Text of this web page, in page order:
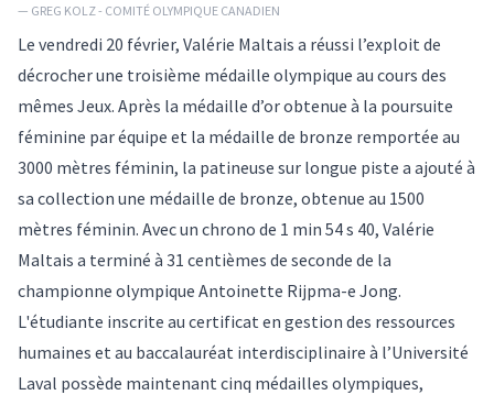
— GREG KOLZ - COMITÉ OLYMPIQUE CANADIEN
Le vendredi 20 février, Valérie Maltais a réussi l’exploit de
décrocher une troisième médaille olympique au cours des
mêmes Jeux. Après la médaille d’orobtenue à la poursuite
féminine par équipe et la médaille de bronze remportée au
3000 mètres féminin, la patineuse sur longue piste a ajouté à
sa collection une médaille de bronze, obtenue au 1500
mètres féminin. Avec un chrono de 1 min 54 s 40, Valérie
Maltais a terminé à 31 centièmes de seconde de la
championne olympique Antoinette Rijpma-e Jong.
L'étudiante inscrite au certificat en gestion des ressources
humaines et au baccalauréat interdisciplinaire à l’Université
Laval possède maintenant cinq médailles olympiques,